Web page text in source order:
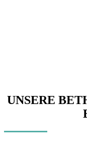
UNSERE